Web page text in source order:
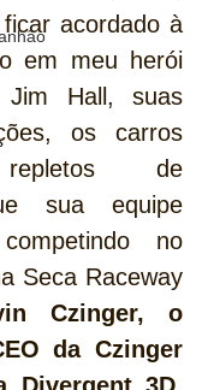
acordado à
em meu herói
Jim Hall, suas
os carros
de
sua equipe
no
Seca Raceway
Czinger, o
da Czinger